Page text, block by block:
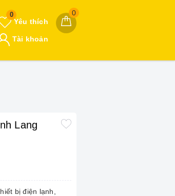
0
Yêu thích
0
Tài khoản
Lang
bị điện lạnh,